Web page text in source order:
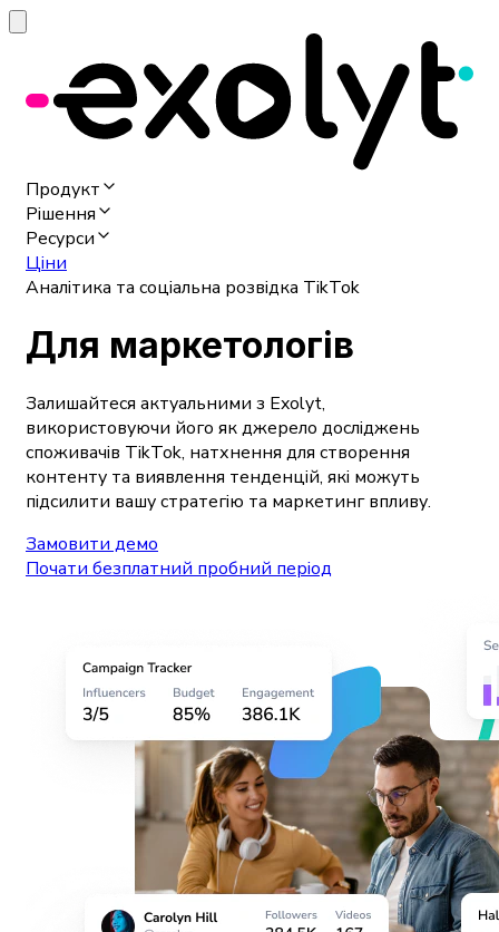
Продукт
Рішення
Ресурси
Ціни
Аналітика та соціальна розвідка TikTok
Для маркетологів
Залишайтеся актуальними з Exolyt,
використовуючи його як джерело досліджень
споживачів TikTok, натхнення для створення
контенту та виявлення тенденцій, які можуть
підсилити вашу стратегію та маркетинг впливу.
Замовити демо
Почати безплатний пробний період